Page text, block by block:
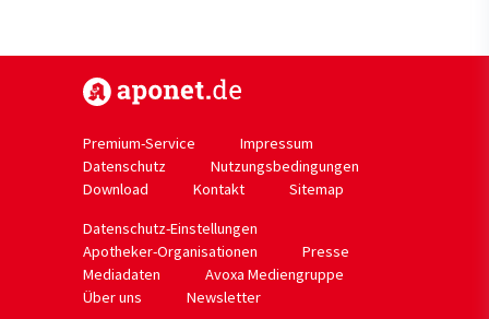
Premium-Service
Impressum
Datenschutz
Nutzungsbedingungen
Download
Kontakt
Sitemap
Datenschutz-Einstellungen
Apotheker-Organisationen
Presse
Mediadaten
Avoxa Mediengruppe
Über uns
Newsletter